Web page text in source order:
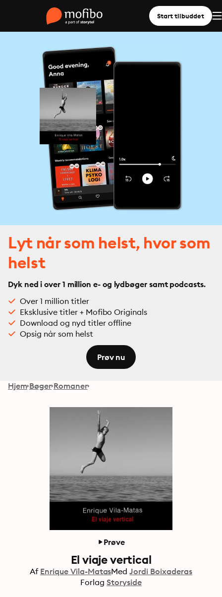
Start tilbuddet
Lyt når som helst, hvor som
helst
Dyk ned i over 1 million e- og lydbøger samt podcasts.
Over 1 million titler
Eksklusive titler + Mofibo Originals
Download og nyd titler offline
Opsig når som helst
Prøv nu
Hjem Bøger Romaner
Prøve
El viaje vertical
Af Enrique Vila-MatasMed Jordi Boixaderas
Forlag Storyside